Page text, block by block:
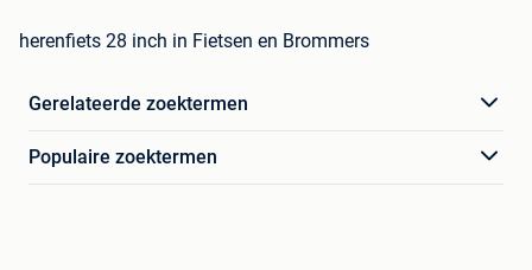
herenfiets 28 inch in Fietsen en Brommers
Gerelateerde zoektermen
Populaire zoektermen